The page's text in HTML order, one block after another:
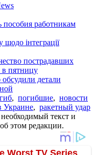
пособия работникам
інтеграції
пострадавших
пятницу
детали
, погибшие, новости
Украине, ракетный удар
текст и
этом редакции.